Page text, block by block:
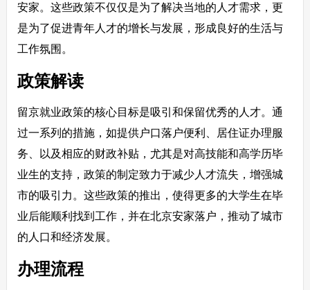
安家。这些政策不仅仅是为了解决当地的人才需求，更
是为了促进青年人才的增长与发展，形成良好的生活与
工作氛围。
政策解读
留京就业政策的核心目标是吸引和保留优秀的人才。通
过一系列的措施，如提供户口落户便利、居住证办理服
务、以及相应的财政补贴，尤其是对高技能和高学历毕
业生的支持，政策的制定致力于减少人才流失，增强城
市的吸引力。这些政策的推出，使得更多的大学生在毕
业后能顺利找到工作，并在北京安家落户，推动了城市
的人口和经济发展。
办理流程